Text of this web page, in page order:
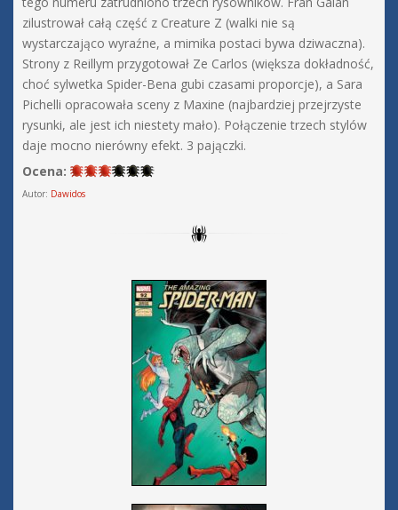
zilustrował całą część z Creature Z (walki nie są
wystarczająco wyraźne, a mimika postaci bywa dziwaczna).
Strony z Reillym przygotował Ze Carlos (większa dokładność,
choć sylwetka Spider-Bena gubi czasami proporcje), a Sara
Pichelli opracowała sceny z Maxine (najbardziej przejrzyste
rysunki, ale jest ich niestety mało). Połączenie trzech stylów
daje mocno nierówny efekt. 3 pajączki.
Ocena:
Autor: Dawidos